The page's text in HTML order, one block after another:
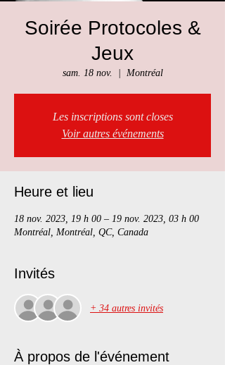
Soirée Protocoles &
Jeux
sam. 18 nov. Montréal
Les inscriptions sont closes
Voir autres événements
Heure et lieu
18 nov. 2023, 19 h 00 – 19 nov. 2023, 03 h 00
Montréal, Montréal, QC, Canada
Invités
+ 34 autres invités
À propos de l'événement